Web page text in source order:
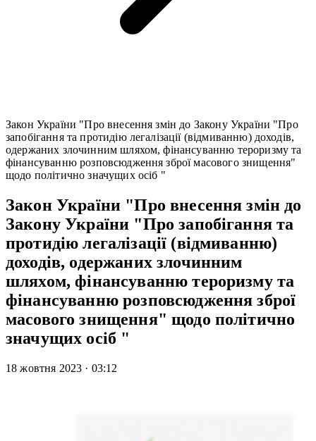
Закон України "Про внесення змін до Закону України "Про
запобігання та протидію легалізації (відмиванню) доходів,
одержаних злочинним шляхом, фінансуванню тероризму та
фінансуванню розповсюдження зброї масового знищення"
щодо політично значущих осіб "
Закон України "Про внесення змін до
Закону України "Про запобігання та
протидію легалізації (відмиванню)
доходів, одержаних злочинним
шляхом, фінансуванню тероризму та
фінансуванню розповсюдження зброї
масового знищення" щодо політично
значущих осіб "
18 жовтня 2023 · 03:12